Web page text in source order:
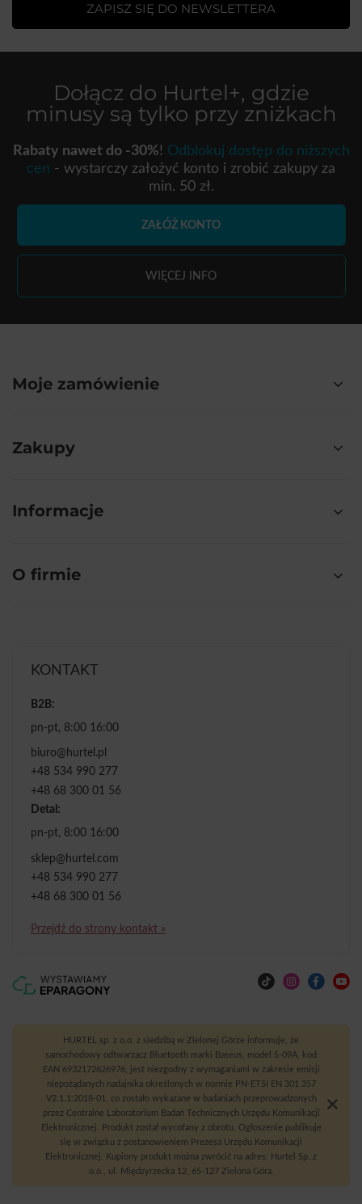
ZAPISZ SIĘ DO NEWSLETTERA
Dołącz do Hurtel+, gdzie
minusy są tylko przy zniżkach
Rabaty nawet do -30%! Odblokuj dostęp do niższych
cen - wystarczy założyć konto i zrobić zakupy za
min. 50 zł.
ZAŁÓŻ KONTO
WIĘCEJ INFO
Moje zamówienie
Zakupy
Informacje
O firmie
KONTAKT
B2B:
pn-pt, 8:00 16:00
biuro@hurtel.pl
+48 534 990 277
+48 68 300 01 56
Detal:
pn-pt, 8:00 16:00
sklep@hurtel.com
+48 534 990 277
+48 68 300 01 56
Przejdź do strony kontakt »
HURTEL sp. z o.o. z siedzibą w Zielonej Górze informuje, że
samochodowy odtwarzacz Bluetooth marki Baseus, model S-09A, kod
EAN 6932172626976, jest niezgodny z wymaganiami w zakresie emisji
niepożądanych nadajnika określonych w normie PN-ETSI EN 301 357
V2.1.1:2018-01, co zostało wykazane w badaniach przeprowadzonych
przez Centralne Laboratorium Badań Technicznych Urzędu Komunikacji
Elektronicznej. Produkt został wycofany z obrotu. Ogłoszenie publikuje
się w związku z postanowieniem Prezesa Urzędu Komunikacji
Elektronicznej. Kupiony produkt można zwrócić na adres: Hurtel Sp. z
o.o., ul. Międzyrzecka 12, 65-127 Zielona Góra.